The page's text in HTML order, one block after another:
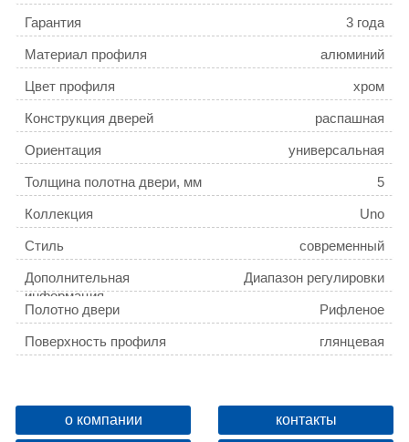
Гарантия 3 года
Материал профиля алюминий
Цвет профиля хром
Конструкция дверей распашная
Ориентация универсальная
Толщина полотна двери, мм 5
Коллекция Uno
Стиль современный
Дополнительная
информация
Диапазон регулировки
ширины, 90-91,5 см
Полотно двери
Рифленое
Поверхность профиля глянцевая
Двери открываются внутрь и наружу да
Вес, кг 18
о компании контакты